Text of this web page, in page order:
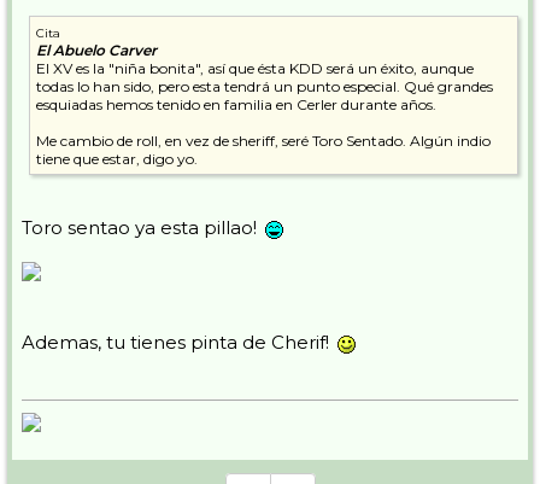
Cita
El Abuelo Carver
El XV es la "niña bonita", así que ésta KDD será un éxito, aunque
todas lo han sido, pero esta tendrá un punto especial. Qué grandes
esquiadas hemos tenido en familia en Cerler durante años.
Me cambio de roll, en vez de sheriff, seré Toro Sentado. Algún indio
tiene que estar, digo yo.
Toro sentao ya esta pillao!
Ademas, tu tienes pinta de Cherif!